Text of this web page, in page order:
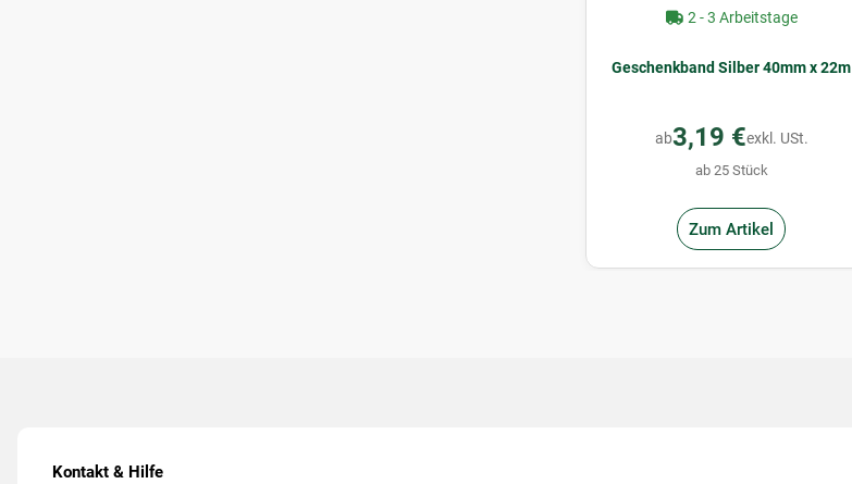
2 - 3 Arbeitstage
Geschenkband Silber 40mm x 22m
ab3,19 €exkl. USt.
ab 25 Stück
Zum Artikel
Kontakt & Hilfe